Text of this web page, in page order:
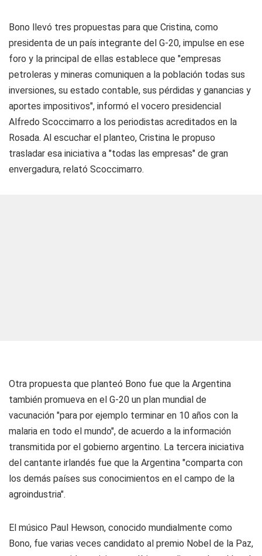
Bono llevó tres propuestas para que Cristina, como
presidenta de un país integrante del G-20, impulse en ese
foro y la principal de ellas establece que "empresas
petroleras y mineras comuniquen a la población todas sus
inversiones, su estado contable, sus pérdidas y ganancias y
aportes impositivos", informó el vocero presidencial
Alfredo Scoccimarro a los periodistas acreditados en la
Rosada. Al escuchar el planteo, Cristina le propuso
trasladar esa iniciativa a "todas las empresas" de gran
envergadura, relató Scoccimarro.
Otra propuesta que planteó Bono fue que la Argentina
también promueva en el G-20 un plan mundial de
vacunación "para por ejemplo terminar en 10 años con la
malaria en todo el mundo", de acuerdo a la información
transmitida por el gobierno argentino. La tercera iniciativa
del cantante irlandés fue que la Argentina "comparta con
los demás países sus conocimientos en el campo de la
agroindustria".
El músico Paul Hewson, conocido mundialmente como
Bono, fue varias veces candidato al premio Nobel de la Paz,